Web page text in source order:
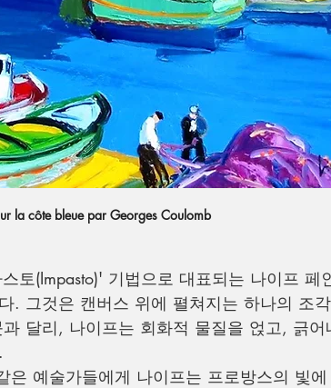
la côte bleue par Georges Coulomb
토(Impasto)' 기법으로 대표되는 나이프 페
. 그것은 캔버스 위에 펼쳐지는 하나의 조
달리, 나이프는 회화적 물질을 얹고, 긁어
은 예술가들에게 나이프는 프로방스의 빛